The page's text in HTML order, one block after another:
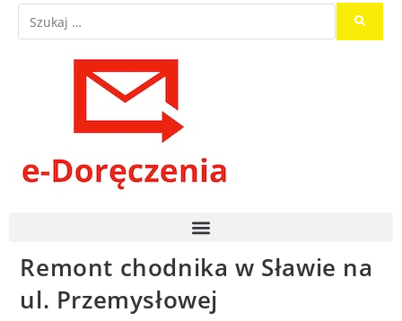
Remont chodnika w Sławie na
ul. Przemysłowej